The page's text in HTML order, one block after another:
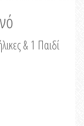
& 1 Παιδί